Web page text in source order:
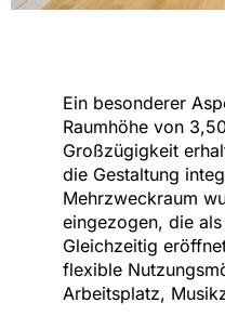
Ein besonderer
Raumhöhe von
Großzügigkeit
die Gestaltung
Mehrzweckraum
eingezogen, die
Gleichzeitig
flexible
Arbeitsplatz,